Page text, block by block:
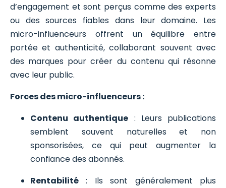
d’engagement et sont perçus comme des experts
ou des sources fiables dans leur domaine. Les
micro-influenceurs offrent un équilibre entre
portée et authenticité, collaborant souvent avec
des marques pour créer du contenu qui résonne
avec leur public.
Forces des micro-influenceurs :
Contenu authentique : Leurs publications
semblent souvent naturelles et non
sponsorisées, ce qui peut augmenter la
confiance des abonnés.
Rentabilité : Ils sont généralement plus